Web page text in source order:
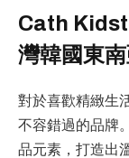
Cath
灣韓國東
對於喜歡精緻生
不容錯過的品牌
品元素，打造出